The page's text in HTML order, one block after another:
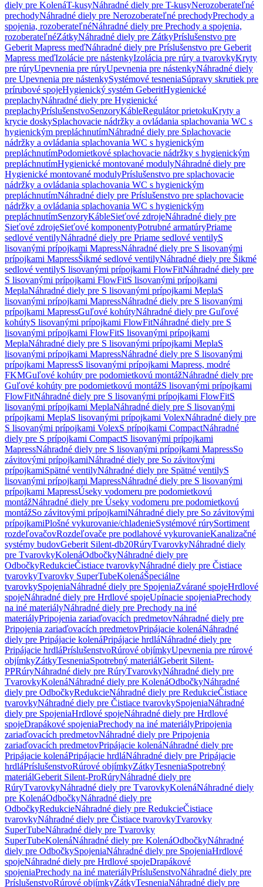
diely pre KolenáT-kusyNáhradné diely pre T-kusyNerozoberateľné
prechodyNáhradné diely pre Nerozoberateľné prechodyPrechody a
spojenia, rozoberateľnéNáhradné diely pre Prechody a spojenia,
rozoberateľnéZátkyNáhradné diely pre ZátkyPríslušenstvo pre
Geberit Mapress meďNáhradné diely pre Príslušenstvo pre Geberit
Mapress meďIzolácie pre nástenkyIzolácia pre rúry a tvarovkyKryty
pre rúryUpevnenia pre rúryUpevnenia pre nástenkyNáhradné diely
pre Upevnenia pre nástenkySystémové tesneniaSúpravy skrutiek pre
prírubové spojeHygienický systém GeberitHygienické
preplachyNáhradné diely pre Hygienické
preplachyPríslušenstvoSenzoryKábleRegulátor prietokuKryty a
krycie doskySplachovacie nádržky a ovládania splachovania WC s
hygienickým prepláchnutímNáhradné diely pre Splachovacie
nádržky a ovládania splachovania WC s hygienickým
prepláchnutímPodomietkové splachovacie nádržky s hygienickým
prepláchnutímHygienické montované modulyNáhradné diely pre
Hygienické montované modulyPríslušenstvo pre splachovacie
nádržky a ovládania splachovania WC s hygienickým
prepláchnutímNáhradné diely pre Príslušenstvo pre splachovacie
nádržky a ovládania splachovania WC s hygienickým
prepláchnutímSenzoryKábleSieťové zdrojeNáhradné diely pre
Sieťové zdrojeSieťové komponentyPotrubné armatúryPriame
sedlové ventilyNáhradné diely pre Priame sedlové ventilyS
lisovanými prípojkami MapressNáhradné diely pre S lisovanými
prípojkami MapressŠikmé sedlové ventilyNáhradné diely pre Šikmé
sedlové ventilyS lisovanými prípojkami FlowFitNáhradné diely pre
S lisovanými prípojkami FlowFitS lisovanými prípojkami
MeplaNáhradné diely pre S lisovanými prípojkami MeplaS
lisovanými prípojkami MapressNáhradné diely pre S lisovanými
prípojkami MapressGuľové kohútyNáhradné diely pre Guľové
kohútyS lisovanými prípojkami FlowFitNáhradné diely pre S
lisovanými prípojkami FlowFitS lisovanými prípojkami
MeplaNáhradné diely pre S lisovanými prípojkami MeplaS
lisovanými prípojkami MapressNáhradné diely pre S lisovanými
prípojkami MapressS lisovanými prípojkami Mapress, modré
FKMGuľové kohúty pre podomietkovú montážNáhradné diely pre
Guľové kohúty pre podomietkovú montážS lisovanými prípojkami
FlowFitNáhradné diely pre S lisovanými prípojkami FlowFitS
lisovanými prípojkami MeplaNáhradné diely pre S lisovanými
prípojkami MeplaS lisovanými prípojkami VolexNáhradné diely pre
S lisovanými prípojkami VolexS prípojkami CompactNáhradné
diely pre S prípojkami CompactS lisovanými prípojkami
MapressNáhradné diely pre S lisovanými prípojkami MapressSo
závitovými prípojkamiNáhradné diely pre So závitovými
prípojkamiSpätné ventilyNáhradné diely pre Spätné ventilyS
lisovanými prípojkami MapressNáhradné diely pre S lisovanými
prípojkami MapressÚseky vodomeru pre podomietkovú
montážNáhradné diely pre Úseky vodomeru pre podomietkovú
montážSo závitovými prípojkamiNáhradné diely pre So závitovými
prípojkamiPlošné vykurovanie/chladenieSystémové rúrySortiment
rozdeľovačovRozdeľovače pre podlahové vykurovanieKanalizačné
systémy budovGeberit Silent-db20RúryTvarovkyNáhradné diely
pre TvarovkyKolenáOdbočkyNáhradné diely pre
OdbočkyRedukcieČistiace tvarovkyNáhradné diely pre Čistiace
tvarovkyTvarovky SuperTubeKolenáŠpeciálne
tvarovkySpojeniaNáhradné diely pre SpojeniaZvárané spojeHrdlové
spojeNáhradné diely pre Hrdlové spojeUpínacie spojeniaPrechody
na iné materiályNáhradné diely pre Prechody na iné
materiályPripojenia zariaďovacích predmetovNáhradné diely pre
Pripojenia zariaďovacích predmetovPripájacie kolenáNáhradné
diely pre Pripájacie kolenáPripájacie hrdláNáhradné diely pre
Pripájacie hrdláPríslušenstvoRúrové objímkyUpevnenia pre rúrové
objímkyZátkyTesneniaSpotrebný materiálGeberit Silent-
PPRúryNáhradné diely pre RúryTvarovkyNáhradné diely pre
TvarovkyKolenáNáhradné diely pre KolenáOdbočkyNáhradné
diely pre OdbočkyRedukcieNáhradné diely pre RedukcieČistiace
tvarovkyNáhradné diely pre Čistiace tvarovkySpojeniaNáhradné
diely pre SpojeniaHrdlové spojeNáhradné diely pre Hrdlové
spojeDrapákové spojeniaPrechody na iné materiályPripojenia
zariaďovacích predmetovNáhradné diely pre Pripojenia
zariaďovacích predmetovPripájacie kolenáNáhradné diely pre
Pripájacie kolenáPripájacie hrdláNáhradné diely pre Pripájacie
hrdláPríslušenstvoRúrové objímkyZátkyTesneniaSpotrebný
materiálGeberit Silent-ProRúryNáhradné diely pre
RúryTvarovkyNáhradné diely pre TvarovkyKolenáNáhradné diely
pre KolenáOdbočkyNáhradné diely pre
OdbočkyRedukcieNáhradné diely pre RedukcieČistiace
tvarovkyNáhradné diely pre Čistiace tvarovkyTvarovky
SuperTubeNáhradné diely pre Tvarovky
SuperTubeKolenáNáhradné diely pre KolenáOdbočkyNáhradné
diely pre OdbočkySpojeniaNáhradné diely pre SpojeniaHrdlové
spojeNáhradné diely pre Hrdlové spojeDrapákové
spojeniaPrechody na iné materiályPríslušenstvoNáhradné diely pre
PríslušenstvoRúrové objímkyZátkyTesneniaNáhradné diely pre